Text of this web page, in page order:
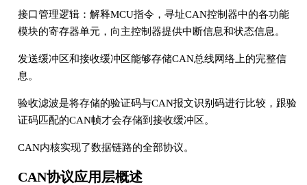
接口管理逻辑：解释MCU指令，寻址CAN控制器中的各功能
模块的寄存器单元，向主控制器提供中断信息和状态信息。
发送缓冲区和接收缓冲区能够存储CAN总线网络上的完整信
息。
验收滤波是将存储的验证码与CAN报文识别码进行比较，跟验
证码匹配的CAN帧才会存储到接收缓冲区。
CAN内核实现了数据链路的全部协议。
CAN协议应用层概述